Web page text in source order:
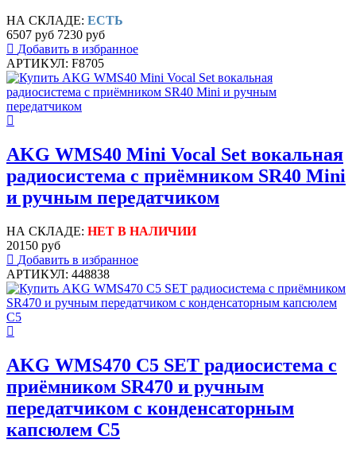
НА СКЛАДЕ: ЕСТЬ
6507 руб 7230 руб
Добавить в избранное
АРТИКУЛ: F8705
AKG WMS40 Mini Vocal Set вокальная
радиосистема с приёмником SR40 Mini
и ручным передатчиком
НА СКЛАДЕ: НЕТ В НАЛИЧИИ
20150 руб
Добавить в избранное
АРТИКУЛ: 448838
AKG WMS470 C5 SET радиосистема с
приёмником SR470 и ручным
передатчиком с конденсаторным
капсюлем C5